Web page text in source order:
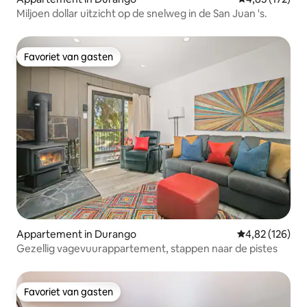
Miljoen dollar uitzicht op de snelweg in de San Juan 's.
Favoriet van gasten
Favoriet van gasten
Appartement in Durango Gemiddelde
4,82 (126)
Gezellig vagevuurappartement, stappen naar de pistes
Favoriet van gasten
Favoriet van gasten